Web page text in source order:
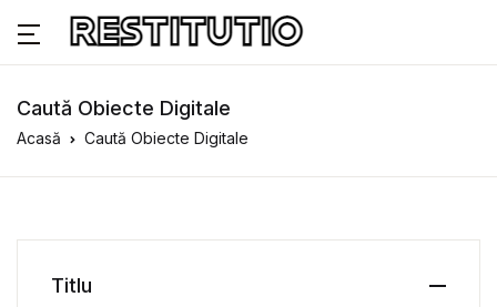
Caută Obiecte Digitale
Acasă Caută Obiecte Digitale
Titlu